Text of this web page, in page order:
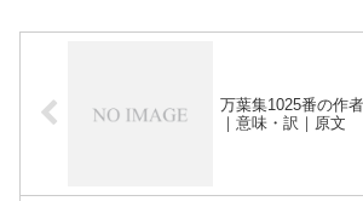
万葉集1025番の作
｜意味・訳｜原文